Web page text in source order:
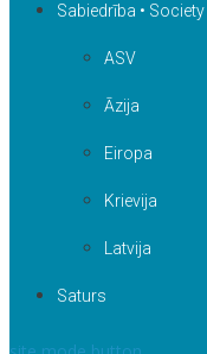
Sabiedrība • Society
ASV
Āzija
Eiropa
Krievija
Latvija
Saturs